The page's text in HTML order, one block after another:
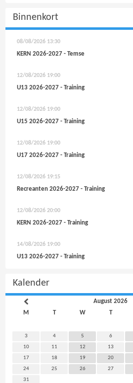
Binnenkort
08/08/2026 13:30
KERN 2026-2027 - Temse
12/08/2026 19:00
U13 2026-2027 - Training
12/08/2026 19:00
U15 2026-2027 - Training
12/08/2026 19:00
U17 2026-2027 - Training
12/08/2026 19:15
Recreanten 2026-2027 - Training
12/08/2026 20:00
KERN 2026-2027 - Training
14/08/2026 19:00
U13 2026-2027 - Training
Kalender
August 2026
M
T W T
3
4 5 6
10
11 12 13
17
18 19 20
24
25 26 27
31